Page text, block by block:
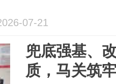
07-21
兜底强基、
质，马关筑